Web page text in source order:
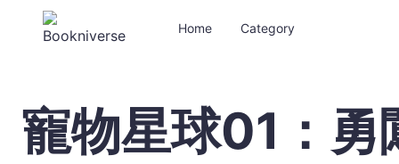
Home Category
寵
物
星
寵物星球01：勇